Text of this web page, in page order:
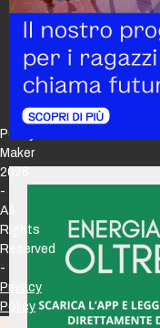
Policy
Maker
2026
-
All
Rights
Reserved
-
Privacy
Policy